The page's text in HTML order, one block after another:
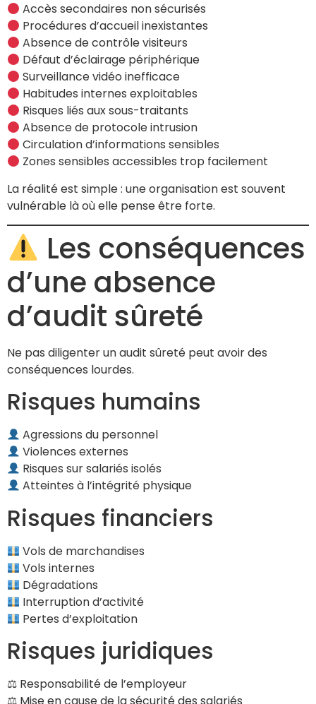
Accès secondaires non sécurisés
Procédures d’accueil inexistantes
Absence de contrôle visiteurs
Défaut d’éclairage périphérique
Surveillance vidéo inefficace
Habitudes internes exploitables
Risques liés aux sous-traitants
Absence de protocole intrusion
Circulation d’informations sensibles
Zones sensibles accessibles trop facilement
La réalité est simple : une organisation est souvent
vulnérable là où elle pense être forte.
Les conséquences
d’une absence
d’audit sûreté
Ne pas diligenter un audit sûreté peut avoir des
conséquences lourdes.
Risques humains
Agressions du personnel
Violences externes
Risques sur salariés isolés
Atteintes à l’intégrité physique
Risques financiers
Vols de marchandises
Vols internes
Dégradations
Interruption d’activité
Pertes d’exploitation
Risques juridiques
⚖ Responsabilité de l’employeur